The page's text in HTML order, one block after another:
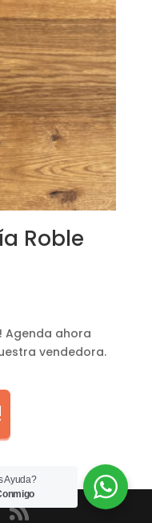
Roble
Agenda ahora
vendedora.
Ayuda?